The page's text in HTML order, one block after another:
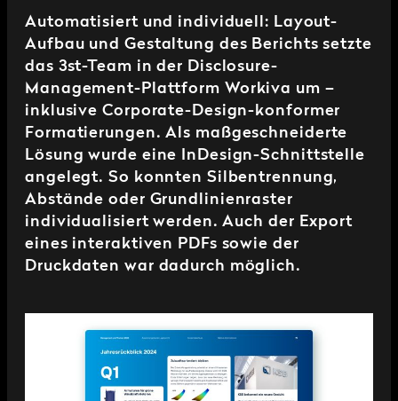
Automatisiert und individuell: Layout-
Aufbau und Gestaltung des Berichts setzte
das 3st-Team in der Disclosure-
Management-Plattform Workiva um –
inklusive Corporate-Design-konformer
Formatierungen. Als maßgeschneiderte
Lösung wurde eine InDesign-Schnittstelle
angelegt. So konnten Silbentrennung,
Abstände oder Grundlinienraster
individualisiert werden. Auch der Export
eines interaktiven PDFs sowie der
Druckdaten war dadurch möglich.